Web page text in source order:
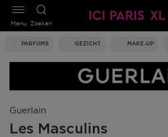
Zoeken
PARFUMS GEZICHT MAKE-UP
Menu
Guerlain
Les Masculins